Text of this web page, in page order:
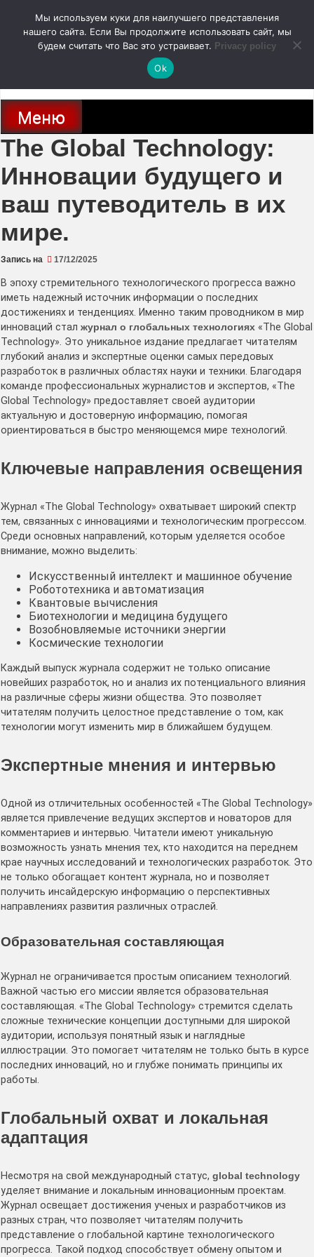
содержимому
autodoc24.ru
Новости про современные автомобили и не только, новинки зарубежного
и отечественного автопрома
Меню
The Global Technology:
Инновации будущего и
ваш путеводитель в их
мире.
Запись на 17/12/2025
В эпоху стремительного технологического прогресса важно
иметь надежный источник информации о последних
достижениях и тенденциях. Именно таким проводником в мир
инноваций стал журнал о глобальных технологиях «The Global
Technology». Это уникальное издание предлагает читателям
глубокий анализ и экспертные оценки самых передовых
разработок в различных областях науки и техники. Благодаря
команде профессиональных журналистов и экспертов, «The
Global Technology» предоставляет своей аудитории
актуальную и достоверную информацию, помогая
ориентироваться в быстро меняющемся мире технологий.
Ключевые направления освещения
Журнал «The Global Technology» охватывает широкий спектр
тем, связанных с инновациями и технологическим прогрессом.
Среди основных направлений, которым уделяется особое
внимание, можно выделить:
Искусственный интеллект и машинное обучение
Робототехника и автоматизация
Квантовые вычисления
Биотехнологии и медицина будущего
Возобновляемые источники энергии
Космические технологии
Каждый выпуск журнала содержит не только описание
новейших разработок, но и анализ их потенциального влияния
на различные сферы жизни общества. Это позволяет
читателям получить целостное представление о том, как
технологии могут изменить мир в ближайшем будущем.
Экспертные мнения и интервью
Одной из отличительных особенностей «The Global Technology»
является привлечение ведущих экспертов и новаторов для
комментариев и интервью. Читатели имеют уникальную
возможность узнать мнения тех, кто находится на переднем
крае научных исследований и технологических разработок. Это
не только обогащает контент журнала, но и позволяет
получить инсайдерскую информацию о перспективных
направлениях развития различных отраслей.
Образовательная составляющая
Журнал не ограничивается простым описанием технологий.
Важной частью его миссии является образовательная
составляющая. «The Global Technology» стремится сделать
сложные технические концепции доступными для широкой
аудитории, используя понятный язык и наглядные
иллюстрации. Это помогает читателям не только быть в курсе
последних инноваций, но и глубже понимать принципы их
работы.
Глобальный охват и локальная
адаптация
Несмотря на свой международный статус, global technology
уделяет внимание и локальным инновационным проектам.
Журнал освещает достижения ученых и разработчиков из
разных стран, что позволяет читателям получить
представление о глобальной картине технологического
прогресса. Такой подход способствует обмену опытом и
Мы используем куки для наилучшего представления
нашего сайта. Если Вы продолжите использовать сайт, мы
будем считать что Вас это устраивает. Privacy policy
Ok